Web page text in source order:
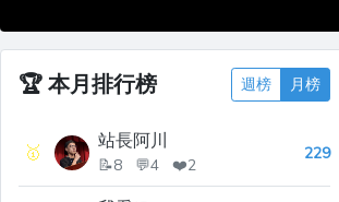
🏆本月排行榜 週榜 月榜
🥇 站長阿川
📝8 💬4 ❤️2
229